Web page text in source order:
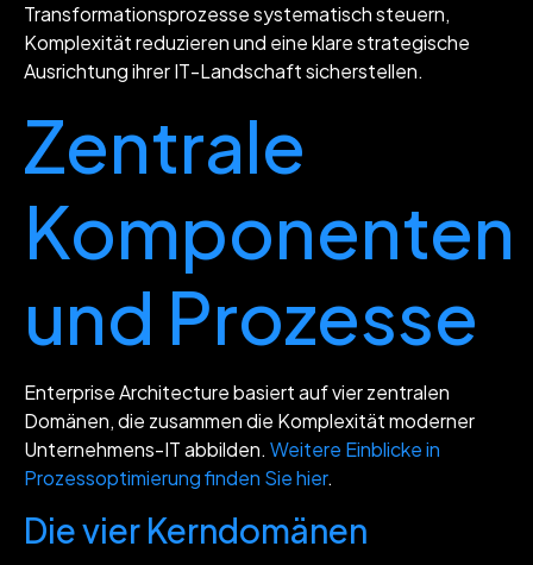
Transformationsprozesse systematisch steuern,
Komplexität reduzieren und eine klare strategische
Ausrichtung ihrer IT-Landschaft sicherstellen.
Zentrale
Komponenten
und Prozesse
Enterprise Architecture basiert auf vier zentralen
Domänen, die zusammen die Komplexität moderner
Unternehmens-IT abbilden. Weitere Einblicke in
Prozessoptimierung finden Sie hier.
Die vier Kerndomänen